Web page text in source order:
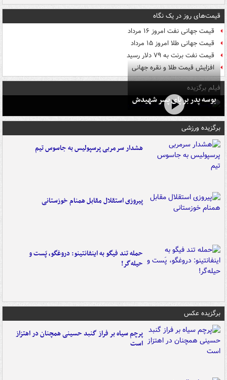
قیمت‌های روز در یک نگاه
قیمت جهانی نفت امروز ۱۶ مرداد
قیمت جهانی طلا امروز ۱۵ مرداد
قیمت نفت برنت به ۷۹ دلار رسید
افزایش قیمت طلا و نقره جهانی
فیلم برگزیده
بوسه‌ پدر بر پای پسر شهیدش
برگزیده ورزشی
هشدار سرمربی پرسپولیس به جاسوس تیم
پیروزی استقلال مقابل همنام خوزستانی
حمله تند فیگو به اینفانتینو: دروغگو، پَست‌ و
حیله‌گر!
برگزیده عکس
پرچم سیاه بر فراز گنبد حسینی همچنان در اهتزاز
است